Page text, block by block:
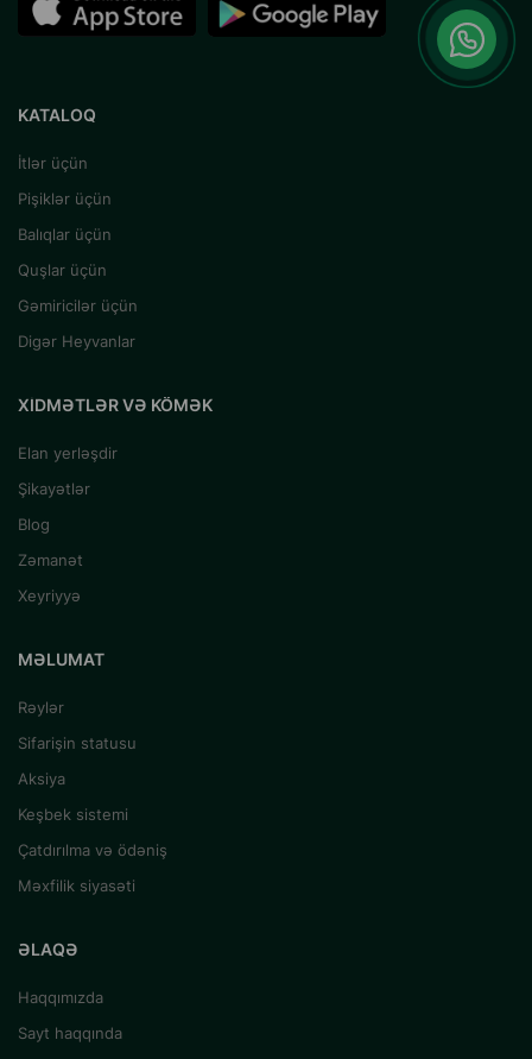
KATALOQ
İtlər üçün
Pişiklər üçün
Balıqlar üçün
Quşlar üçün
Gəmiricilər üçün
Digər Heyvanlar
XIDMƏTLƏR VƏ KÖMƏK
Elan yerləşdir
Şikayətlər
Blog
Zəmanət
Xeyriyyə
MƏLUMAT
Rəylər
Sifarişin statusu
Aksiya
Keşbek sistemi
Çatdırılma və ödəniş
Məxfilik siyasəti
ƏLAQƏ
Haqqımızda
Sayt haqqında